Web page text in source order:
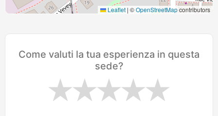
Leaflet | ©OpenStreetMapcontributors
Come valuti la tua esperienza in questa
sede?